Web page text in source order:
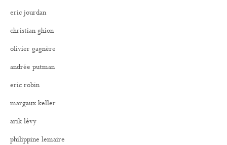
eric jourdan
christian ghion
olivier gagnère
andrée putman
eric robin
margaux keller
arik lévy
philippine lemaire